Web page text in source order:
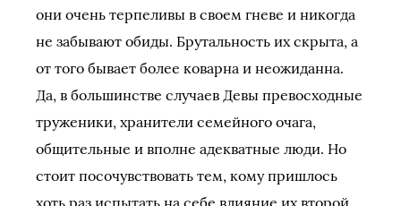
они очень терпеливы в своем гневе и никогда
не забывают обиды. Брутальность их скрыта, а
от того бывает более коварна и неожиданна.
Да, в большинстве случаев Девы превосходные
труженики, хранители семейного очага,
общительные и вполне адекватные люди. Но
стоит посочувствовать тем, кому пришлось
хоть раз испытать на себе влияние их второй